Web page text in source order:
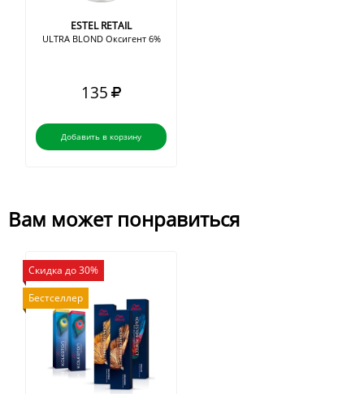
ESTEL RETAIL
ULTRA BLOND Оксигент 6%
135
Добавить в корзину
Вам может понравиться
Скидка до 30%
Бестселлер